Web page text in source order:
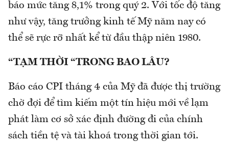
báo mức tăng 8,1% trong quý 2. Với tốc độ tăng
như vậy, tăng trưởng kinh tế Mỹ năm nay có
thể sẽ rực rỡ nhất kể từ đầu thập niên 1980.
“TẠM THỜI “TRONG BAO LÂU?
Báo cáo CPI tháng 4 của Mỹ đã được thị trường
chờ đợi để tìm kiếm một tín hiệu mới về lạm
phát làm cơ sở xác định đường đi của chính
sách tiền tệ và tài khoá trong thời gian tới.